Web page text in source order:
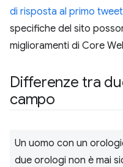
di risposta al primo tweet
specifiche del sito
miglioramenti di Core
Differenze tra
campo
Un uomo con un
due orologi non è mai